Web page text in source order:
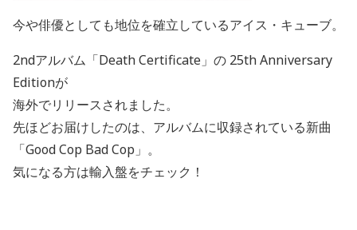
今や俳優としても地位を確立しているアイス・キューブ。
2ndアルバム「Death Certificate」の 25th Anniversary
Editionが
海外でリリースされました。
先ほどお届けしたのは、アルバムに収録されている新曲
「Good Cop Bad Cop」。
気になる方は輸入盤をチェック！